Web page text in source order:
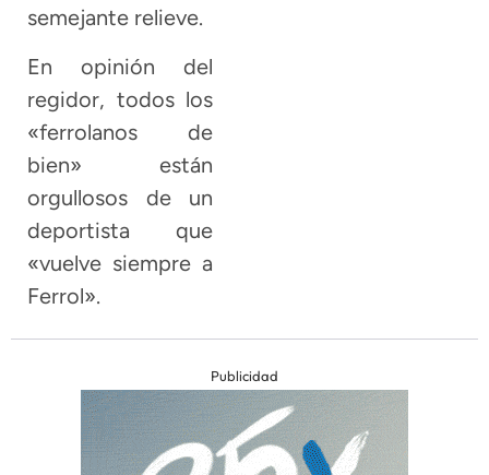
semejante relieve.
En opinión del
regidor, todos los
«ferrolanos de
bien» están
orgullosos de un
deportista que
«vuelve siempre a
Ferrol».
Publicidad